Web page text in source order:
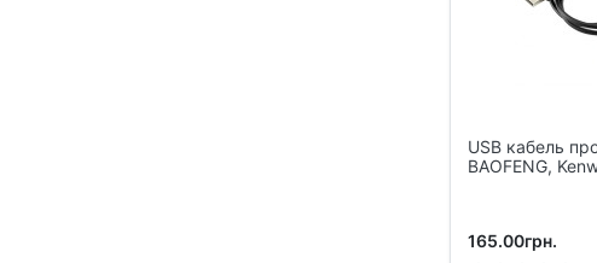
USB кабель
BAOFENG,
165.00грн.